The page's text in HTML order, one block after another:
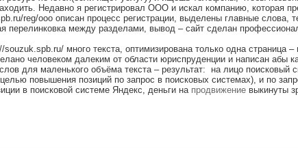
Недавно я регистрировал ООО и искал компанию, которая
reg/ooo описан процесс регистрации, выделены главные слова,
перелинковка между разделами, вывод – сайт сделан
много текста, оптимизирована только одна страница –
человеком далеким от области юриспруденции и написан абы
для маленького объёма текста – результат: на лицо поисковый
повышения позиций по запрос в поисковых системах), и по
в поисковой системе Яндекс, деньги на продвижение выкинуты